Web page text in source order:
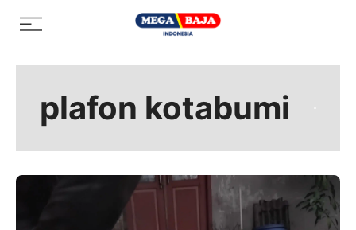
Menu
plafon kotabumi